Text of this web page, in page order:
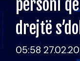
personi
drejtë
05:58